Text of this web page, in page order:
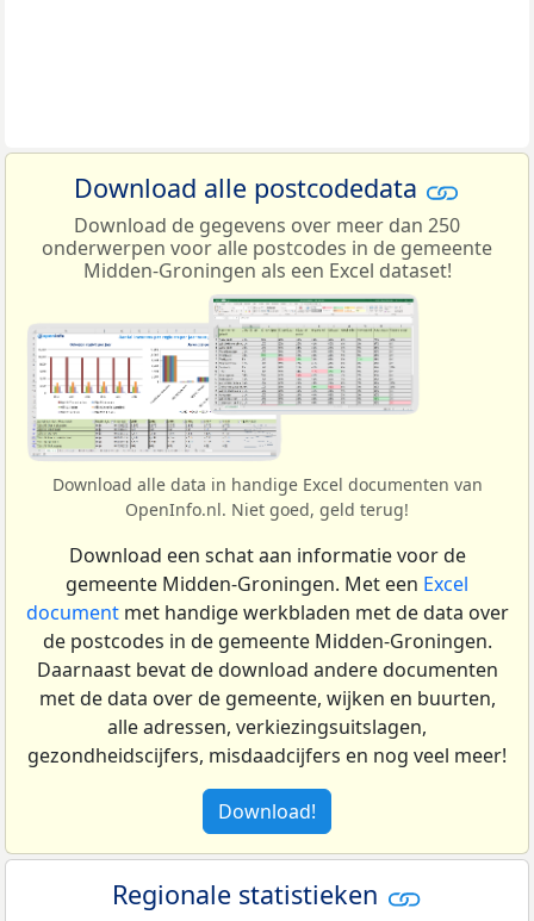
Download alle postcodedata
Download de gegevens over meer dan 250
onderwerpen voor alle postcodes in de gemeente
Midden-Groningen als een Excel dataset!
Download alle data in handige Excel documenten van
OpenInfo.nl. Niet goed, geld terug!
Download een schat aan informatie voor de
gemeente Midden-Groningen. Met een Excel
documentmet handige werkbladen met de data over
de postcodes in de gemeente Midden-Groningen.
Daarnaast bevat de download andere documenten
met de data over de gemeente, wijken en buurten,
alle adressen, verkiezingsuitslagen,
gezondheidscijfers, misdaadcijfers en nog veel meer!
Download!
Regionale statistieken